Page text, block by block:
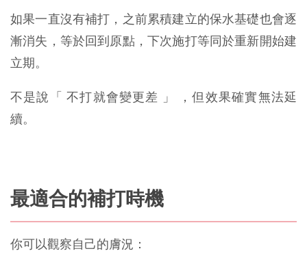
如果一直沒有補打，之前累積建立的保水基礎也會逐
漸消失，等於回到原點，下次施打等同於重新開始建
立期。
不是說「 不打就會變更差 」 ，但效果確實無法延
續。
最適合的補打時機
你可以觀察自己的膚況：